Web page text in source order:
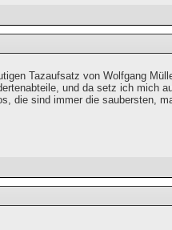
Tazaufsatz von Wolfgang
und da setz ich mich
die sind immer die saubersten,